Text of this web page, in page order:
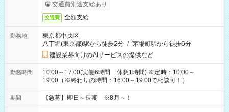
交通費別途支給あり
交通費 全額支給
勤務地
東京都中央区
八丁堀(東京都)駅から徒歩2分 / 茅場町駅から徒歩6分
建設業界向けのAIサービスの提供など
勤務時間
10:00～17:00(実働6時間 休憩1時間) ※定時：10:00～
19:00（※終わりの時間：16:00～19:00で相談可！）
期間 【急募】即日～長期 ※8月～！